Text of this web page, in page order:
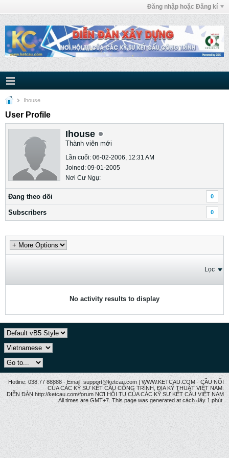
Đăng nhập hoặc Đăng kí
Ihouse
User Profile
Ihouse
Thành viên mới
Lần cuối: 06-02-2006, 12:31 AM
Joined: 09-01-2005
Nơi Cư Ngụ:
Ðang theo dõi 0
Subscribers 0
Lọc
No activity results to display
Hotline: 038.77 88888 - Email: support@ketcau.com | WWW.KETCAU.COM - CẦU NỐI
CỦA CÁC KỸ SƯ KẾT CẤU CÔNG TRÌNH, ĐỊA KỸ THUẬT VIỆT NAM.
DIỄN ĐÀN http://ketcau.com/forum NƠI HỘI TỤ CỦA CÁC KỸ SƯ KẾT CÂU VIỆT NAM
All times are GMT+7. This page was generated at cách đây 1 phút.